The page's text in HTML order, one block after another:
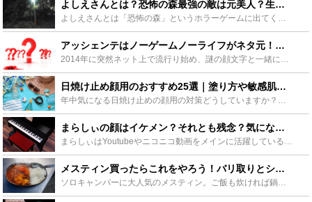
よしえさんとは？恐怖の森最強の敵は元美人？生前の姿やゲーム内容をご紹介 - Leisurego(レジャーゴー)
よしえさんとは「恐怖の森」というホラーゲームに出てくる怨霊のキャラクターです。巨大な顔が追いかけてくるという演出と、よしえさんの大きな口を開けた恐ろしい顔でプレイヤーを恐怖に陥れました。この記事では...
アッシェンテはノーゲームノーライフがネタ元！使い方と一緒についてくる謎の顔文字の正体とは？ - Leisurego(レジャーゴー)
2014年に突然ネット上で流行り始め、謎の顔文字と一緒にノリでなんの脈絡もなくつぶやかれ続けたとある言葉。アニメ「ノーゲームノーライフ」に出てきた今回ご紹介する言葉の語源や意味、正しい使い方そしてこ...
日焼け止め顔用のおすすめ25選｜塗り方や敏感肌・メンズ用も - Leisurego(レジャーゴー)
年中気になる日焼け止めの顔用の対策どうしていますか？今は日焼け止めの種類も多く何を基準に選ぶのか悩む方も多いです。そこで今回は顔用の日焼け止め特集！日焼け止めの顔用の選び方・塗り方から、敏感肌さんや...
まらしぃの顔はイケメン？それとも残念？気になる経歴や年収、妹情報も - Leisurego(レジャーゴー)
まらしぃはYoutubeやニコニコ動画をメインに活躍しているピアニストです。動画では手元しか見えないためどんな顔なのか気になるという声も多数存在します。まらしぃの素顔はイケメンなのか？またその他にも...
メスティン買ったらこれをやろう！バリ取りとシーズニング方法を徹底解説！ - Leisurego(レジャーゴー)
ソロキャンパーに大人気のメスティン。ご飯も炊ければ鍋の代わりにもなって超便利です！ただし、使う前にシーズニングが必要なのはご存知でしたか？シーズニングをしないとせっかくのメスティンも台無し。そこでシ...